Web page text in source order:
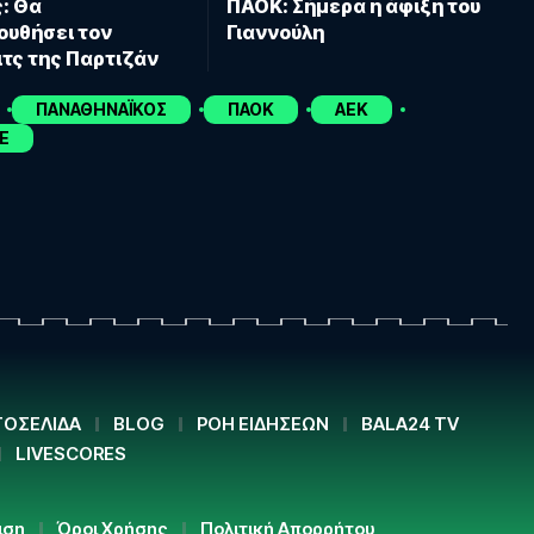
Θα
τον
της Παρτιζάν
ΠΑΟΚ: Σήμερα η άφιξη του
Γιαννούλη
ΠΑΝΑΘΗΝΑΪΚΟΣ ΠΑΟΚ
ΑΕΚ
BLOG ΡΟΗ ΕΙΔΗΣΕΩΝ
BALA24 TV
LIVESCORES
Όροι Χρήσης Πολιτική Απορρήτου